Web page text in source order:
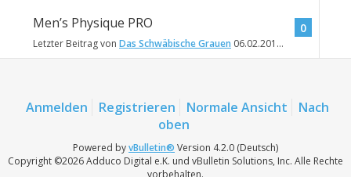
Men’s Physique PRO
Letzter Beitrag von Das Schwäbische Grauen 06.02.2015
0
Anmelden Registrieren Normale Ansicht
Nach
oben
Powered byvBulletin® Version 4.2.0 (Deutsch)
Copyright ©2026 Adduco Digital e.K. und vBulletin Solutions, Inc. Alle Rechte
vorbehalten.